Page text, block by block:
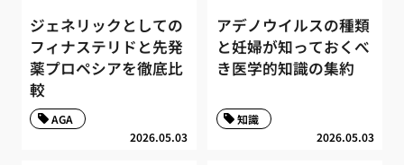
ジェネリックとしての
フィナステリドと先発
薬プロペシアを徹底比
較
2026.05.03
AGA
アデノウイルスの種類
と妊婦が知っておくべ
き医学的知識の集約
2026.05.03
知識